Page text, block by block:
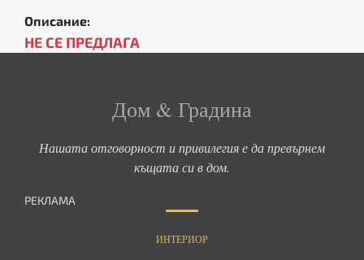
Описание:
НЕ СЕ ПРЕДЛАГА
Дом & Градина
Нашата отговорност и привилегия е да превърнем
къщата си в дом.
РЕКЛАМА
ИНТЕРИОР